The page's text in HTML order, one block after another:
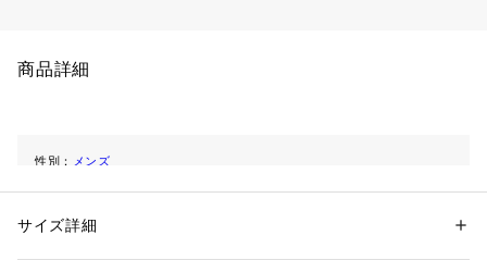
商品詳細
性別：
メンズ
素材：表地：ポリエステル87%・ポリウレタン13％
サイズ詳細